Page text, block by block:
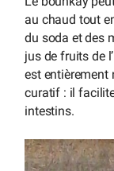
au chaud tout
du soda et des
jus de fruits de
est entièrement
curatif : il
intestins.